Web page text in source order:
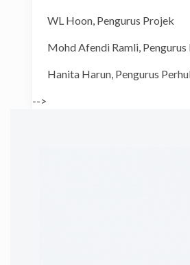
WL Hoon,
Mohd Afendi
Hanita Harun,
-->